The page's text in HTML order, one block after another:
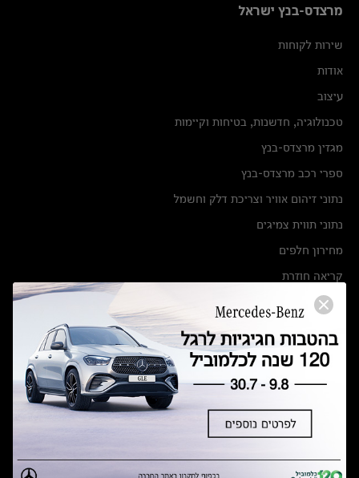
מרצדס-בנץ ישראל
שירות לקוחות
אודות
עיצוב
טכנולוגיה, חדשנות, בטיחות וקיימות
מגזין מרצדס-בנץ
ספרי רכב מרצדס-בנץ
נתוני זיהום אוויר וצריכת דלק וחשמל
נתוני תווית צמיגים
מחירון חלפים
קריאה חוזרת
הודעה על הטבות לרכבי מרצדס בהסדר פשרה בתצ 56447-02-19
תקנון ימי מכירות 120 לכלמוביל
מצאו אותנו
אולמות תצוגה